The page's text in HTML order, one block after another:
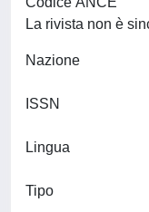
La rivista non è
Nazione
ISSN
Lingua
Tipo